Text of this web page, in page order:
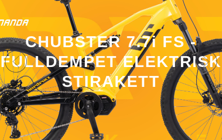
CHUBSTER 7.7i FS -
FULLDEMPET ELEKTRISK
STIRAKETT